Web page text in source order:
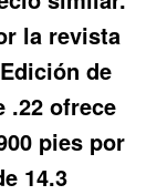
la revista
de
.22 ofrece
pies por
14.3